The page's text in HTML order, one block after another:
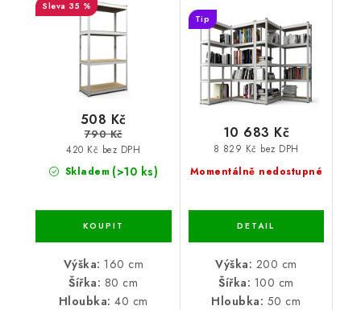
35 %
Skladem (>10 ks)
420 Kč bez DPH
508 Kč
790 Kč
Výška: 160 cm
Šířka: 80 cm
Hloubka: 40 cm
ECONOMY 200x100x50
5 polic - pozinkovaný
Tip
Momentálně nedostupné
8 829 Kč bez DPH
10 683 Kč
Výška: 200 cm
Šířka: 100 cm
Hloubka: 50 cm